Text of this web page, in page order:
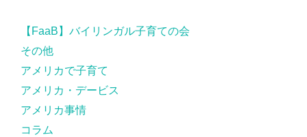
【FaaB】バイリンガル子育ての会
その他
アメリカで子育て
アメリカ・デービス
アメリカ事情
コラム